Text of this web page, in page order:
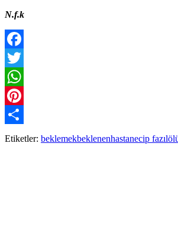
N.f.k
Facebook
Twitter
WhatsApp
Pinterest
Paylaş
Etiketler: beklemekbeklenenhastanecip fazıl